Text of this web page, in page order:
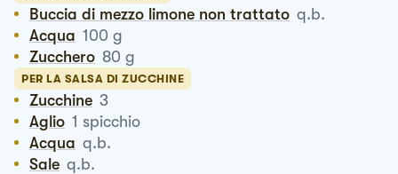
Buccia di mezzo limone non trattato q.b.
Acqua 100 g
Zucchero 80 g
PER LA SALSA DI ZUCCHINE
Zucchine 3
Aglio 1 spicchio
Acqua q.b.
Sale q.b.